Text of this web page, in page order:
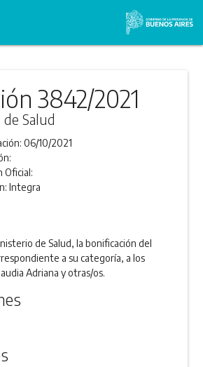
3842/2021
Salud
06/10/2021
Oficial:
Integra
de Salud, la bonificación del
a su categoría, a los
Adriana y otras/os.